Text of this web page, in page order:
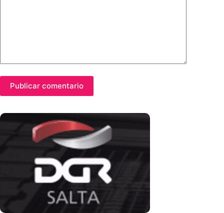
Publicar comentario